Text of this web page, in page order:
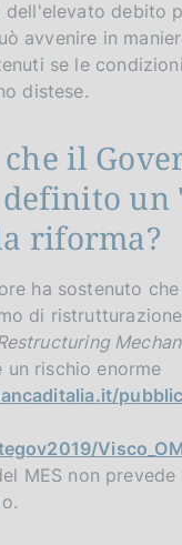
dell'elevato debito
avvenire in
se le
distese.
che il
un
riforma?
ha sostenuto
di
rischio enorme
MES non prevede